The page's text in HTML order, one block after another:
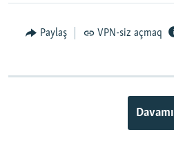
Paylaş VPN-siz açmaq
Davamı